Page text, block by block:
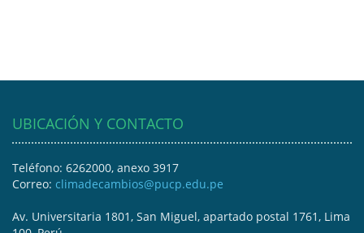
UBICACIÓN Y CONTACTO
Teléfono: 6262000, anexo 3917
Correo: climadecambios@pucp.edu.pe
Av. Universitaria 1801, San Miguel, apartado postal 1761, Lima